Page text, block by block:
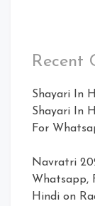
Recent
Shayari In
Shayari In
For
Navratri
Whatsapp,
Hindi on